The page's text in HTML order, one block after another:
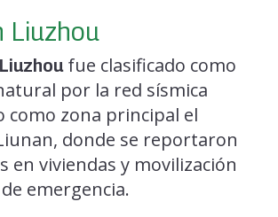
Liuzhou
fue clasificado como
por la red sísmica
como zona principal el
donde se reportaron
en viviendas y movilización
emergencia.